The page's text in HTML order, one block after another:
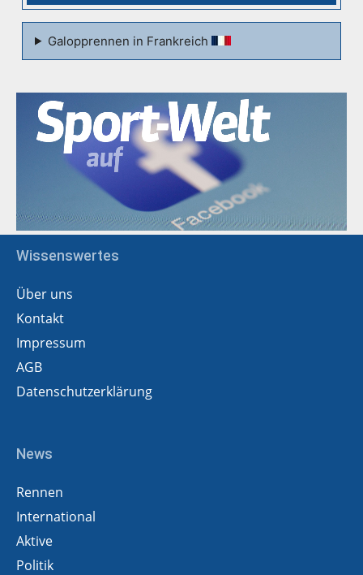
Galopprennen in Frankreich
Wissenswertes
Über uns
Kontakt
Impressum
AGB
Datenschutzerklärung
News
Rennen
International
Aktive
Politik